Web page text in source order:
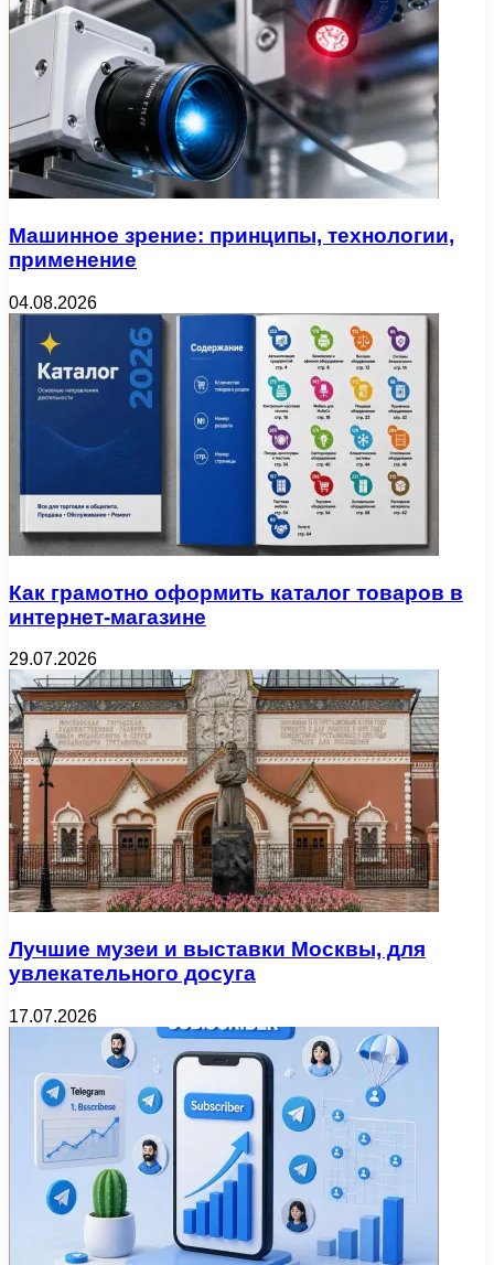
Машинное зрение: принципы, технологии,
применение
04.08.2026
Как грамотно оформить каталог товаров в
интернет-магазине
29.07.2026
Лучшие музеи и выставки Москвы, для
увлекательного досуга
17.07.2026